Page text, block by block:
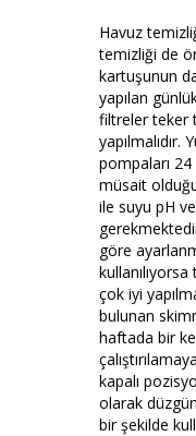
Havuz
temizliği de
kartuşunun
yapılan
filtreler teker
yapılmalıdır.
pompaları 24
müsait
ile suyu pH
göre
çok iyi
bulunan
haftada bir
kapalı
olarak
bir şekilde